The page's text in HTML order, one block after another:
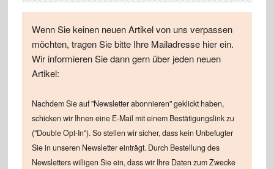
Wenn Sie keinen neuen Artikel von uns verpassen
möchten, tragen Sie bitte Ihre Mailadresse hier ein.
Wir informieren Sie dann gern über jeden neuen
Artikel:
Nachdem Sie auf "Newsletter abonnieren" geklickt haben,
schicken wir Ihnen eine E-Mail mit einem Bestätigungslink zu
("Double Opt-In"). So stellen wir sicher, dass kein Unbefugter
Sie in unseren Newsletter einträgt. Durch Bestellung des
Newsletters willigen Sie ein, dass wir Ihre Daten zum Zwecke